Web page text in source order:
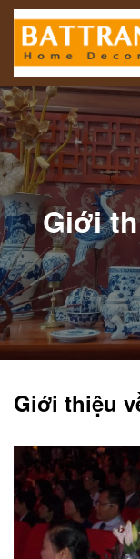
Giới
Giới thiệu